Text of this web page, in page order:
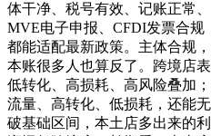
体干净、税号有效、记账正常
MVE电子申报、CFDI发票合规
都能适配最新政策。主体合规
本账很多人也算反了。跨境店
低转化、高损耗、高风险叠加
流量、高转化、低损耗，还能
破基础区间，本土店多出来的